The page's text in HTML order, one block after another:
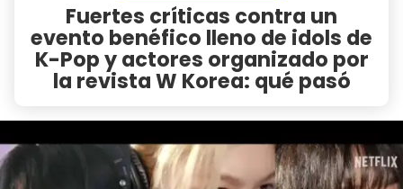
Fuertes críticas contra un
evento benéfico lleno de idols de
K-Pop y actores organizado por
la revista W Korea: qué pasó